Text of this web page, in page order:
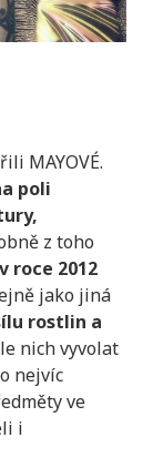
MAYOVÉ.
poli
z toho
roce 2012
jako jiná
rostlin a
nich vyvolat
nejvíc
ve
i